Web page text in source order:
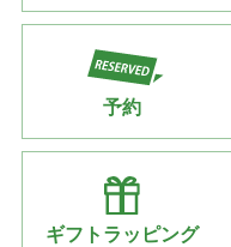
予約
ギフトラッピング